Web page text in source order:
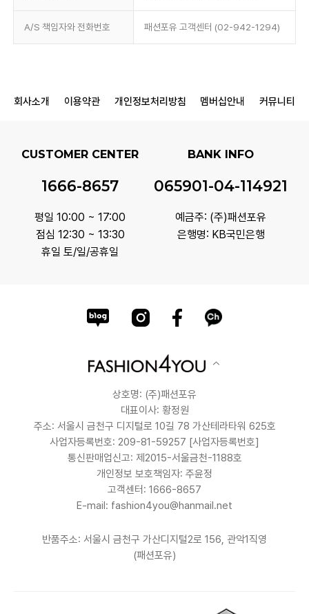
A/S 책임자와 전화번호 패션포유 고객센터 (02-942-1294)
회사소개 이용약관 개인정보처리방침 멤버십안내 커뮤니티
CUSTOMER CENTER
1666-8657
평일 10:00 ~ 17:00
점심 12:30 ~ 13:30
휴일 토/일/공휴일
BANK INFO
065901-04-114921
예금주: (주)패션포유
은행명: KB국민은행
상호명: (주)패션포유
대표이사: 황정원
주소: 서울시 금천구 디지털로 10길 78 가산테라타워 625호
사업자등록번호: 209-81-59257 [사업자등록번호]
통신판매업신고: 제2015-서울금천-1188호
개인정보 보호책임자: 주윤정
고객센터: 1666-8657
E-mail: fashion4you@hanmail.net
반품주소: 서울시 금천구 가산디지털2로 156, 관악1직영
(패션포유)